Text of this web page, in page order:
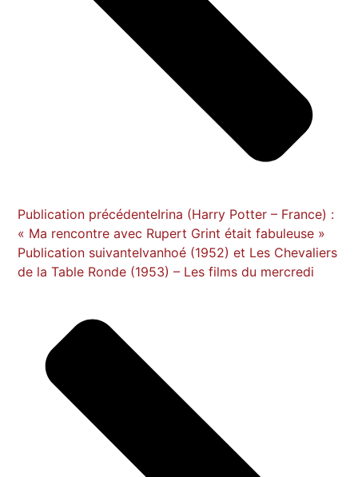
Publication précédenteIrina (Harry Potter – France) :
« Ma rencontre avec Rupert Grint était fabuleuse »
Publication suivanteIvanhoé (1952) et Les Chevaliers
de la Table Ronde (1953) – Les films du mercredi